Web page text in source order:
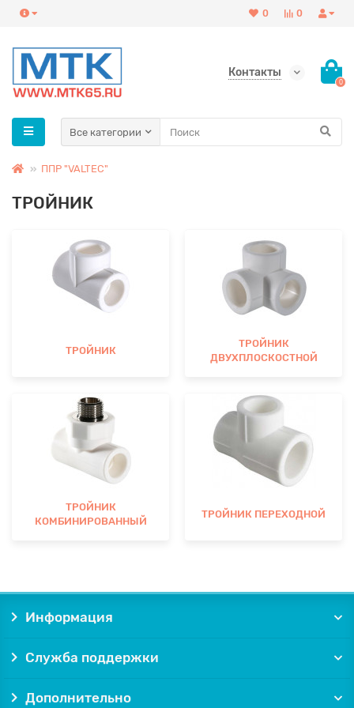
0
0
Контакты
0
Все категории
ППР "VALTEC"
ТРОЙНИК
ТРОЙНИК
ТРОЙНИК
ДВУХПЛОСКОСТНОЙ
ТРОЙНИК
КОМБИНИРОВАННЫЙ
ТРОЙНИК ПЕРЕХОДНОЙ
Информация
Служба поддержки
Дополнительно